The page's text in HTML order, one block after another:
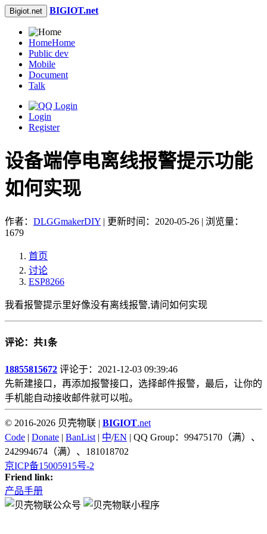
Bigiot.net BIGIOT.net
HomeHome
Public dev
Mobile
Document
Talk
Login
Register
设备端停电离线报警提示功能
如何实现
作者： DLGGmakerDIY | 更新时间：2020-05-26 | 浏览量：
1679
首页
讨论
ESP8266
我看报警提示里好像没有离线报警,请问如何实现
评论：共1条
18855815672 评论于：2021-12-03 09:39:46
先新建接口，再添加报警接口，选择邮件报警，最后，让你的
手机能自动接收邮件就可以啦。
© 2016-2026 贝壳物联 | BIGIOT.net
Code | Donate | BanList| 中/EN | QQ Group：99475170（满）、
242994674（满）、181018702
京ICP备15005915号-2
Friend link:
产品手册